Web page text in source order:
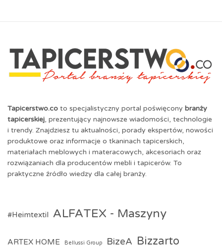
Tapicerstwo.co to specjalistyczny portal poświęcony branży
tapicerskiej, prezentujący najnowsze wiadomości, technologie
i trendy. Znajdziesz tu aktualności, porady ekspertów, nowości
produktowe oraz informacje o tkaninach tapicerskich,
materiałach meblowych i materacowych, akcesoriach oraz
rozwiązaniach dla producentów mebli i tapicerów. To
praktyczne źródło wiedzy dla całej branży.
#Heimtextil ALFATEX - Maszyny
ARTEX HOME Bellussi Group BizeA Bizzarto